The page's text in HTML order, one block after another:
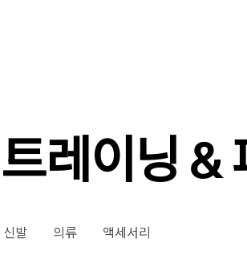
레이닝 &
신발 의류 액세서리